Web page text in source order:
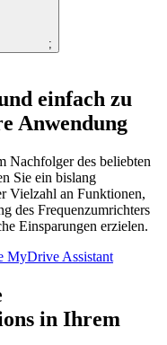
;
einfach zu
Anwendung
des beliebten
Sie ein bislang
Vielzahl an Funktionen,
des Frequenzumrichters
Einsparungen erzielen.
MyDrive Assistant
in Ihrem